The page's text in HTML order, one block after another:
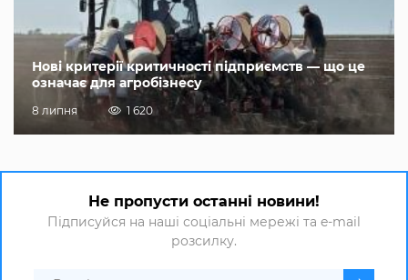
Нові критерії критичності підприємств — що це
означає для агробізнесу
8 липня 1 620
Не пропусти останні новини!
Підписуйся на наші соціальні мережі та e-mail
розсилку.